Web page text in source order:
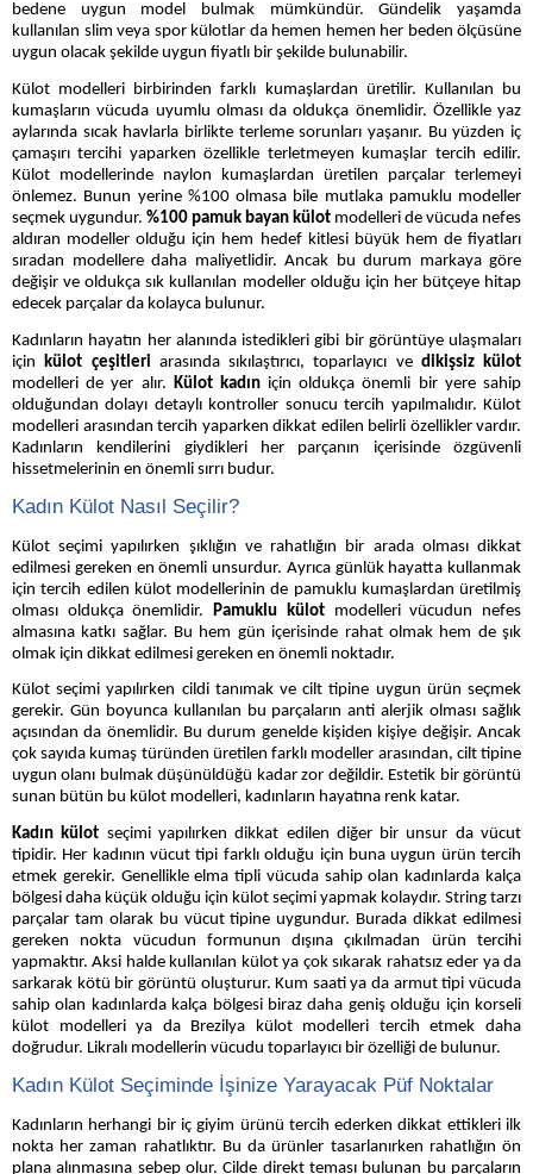
bedene uygun model bulmak mümkündür. Gündelik yaşamda
kullanılan slim veya spor külotlar da hemen hemen her beden ölçüsüne
uygun olacak şekilde uygun fiyatlı bir şekilde bulunabilir.
Külot modelleri birbirinden farklı kumaşlardan üretilir. Kullanılan bu
kumaşların vücuda uyumlu olması da oldukça önemlidir. Özellikle yaz
aylarında sıcak havlarla birlikte terleme sorunları yaşanır. Bu yüzden iç
çamaşırı tercihi yaparken özellikle terletmeyen kumaşlar tercih edilir.
Külot modellerinde naylon kumaşlardan üretilen parçalar terlemeyi
önlemez. Bunun yerine %100 olmasa bile mutlaka pamuklu modeller
seçmek uygundur. %100 pamuk bayan külot modelleri de vücuda nefes
aldıran modeller olduğu için hem hedef kitlesi büyük hem de fiyatları
sıradan modellere daha maliyetlidir. Ancak bu durum markaya göre
değişir ve oldukça sık kullanılan modeller olduğu için her bütçeye hitap
edecek parçalar da kolayca bulunur.
Kadınların hayatın her alanında istedikleri gibi bir görüntüye ulaşmaları
için
külot çeşitleri arasında sıkılaştırıcı, toparlayıcı ve dikişsiz külot
modelleri de yer alır. Külot kadıniçin oldukça önemli bir yere sahip
olduğundan dolayı detaylı kontroller sonucu tercih yapılmalıdır. Külot
modelleri arasından tercih yaparken dikkat edilen belirli özellikler vardır.
Kadınların kendilerini giydikleri her parçanın içerisinde özgüvenli
hissetmelerinin en önemli sırrı budur.
Kadın Külot Nasıl Seçilir?
Külot seçimi yapılırken şıklığın ve rahatlığın bir arada olması dikkat
edilmesi gereken en önemli unsurdur. Ayrıca günlük hayatta kullanmak
için tercih edilen külot modellerinin de pamuklu kumaşlardan üretilmiş
olması oldukça önemlidir.
Pamuklu külotmodelleri vücudun nefes
almasına katkı sağlar. Bu hem gün içerisinde rahat olmak hem de şık
olmak için dikkat edilmesi gereken en önemli noktadır.
Külot seçimi yapılırken cildi tanımak ve cilt tipine uygun ürün seçmek
gerekir. Gün boyunca kullanılan bu parçaların anti alerjik olması sağlık
açısından da önemlidir. Bu durum genelde kişiden kişiye değişir. Ancak
çok sayıda kumaş türünden üretilen farklı modeller arasından, cilt tipine
uygun olanı bulmak düşünüldüğü kadar zor değildir. Estetik bir görüntü
sunan bütün bu külot modelleri, kadınların hayatına renk katar.
Kadın külot seçimi yapılırken dikkat edilen diğer bir unsur da vücut
tipidir. Her kadının vücut tipi farklı olduğu için buna uygun ürün tercih
etmek gerekir. Genellikle elma tipli vücuda sahip olan kadınlarda kalça
bölgesi daha küçük olduğu için külot seçimi yapmak kolaydır. String tarzı
parçalar tam olarak bu vücut tipine uygundur. Burada dikkat edilmesi
gereken nokta vücudun formunun dışına çıkılmadan ürün tercihi
yapmaktır. Aksi halde kullanılan külot ya çok sıkarak rahatsız eder ya da
sarkarak kötü bir görüntü oluşturur. Kum saati ya da armut tipi vücuda
sahip olan kadınlarda kalça bölgesi biraz daha geniş olduğu için korseli
külot modelleri ya da Brezilya külot modelleri tercih etmek daha
doğrudur. Likralı modellerin vücudu toparlayıcı bir özelliği de bulunur.
Kadın Külot Seçiminde İşinize Yarayacak Püf Noktalar
Kadınların herhangi bir iç giyim ürünü tercih ederken dikkat ettikleri ilk
nokta her zaman rahatlıktır. Bu da ürünler tasarlanırken rahatlığın ön
plana alınmasına sebep olur. Cilde direkt teması bulunan bu parçaların